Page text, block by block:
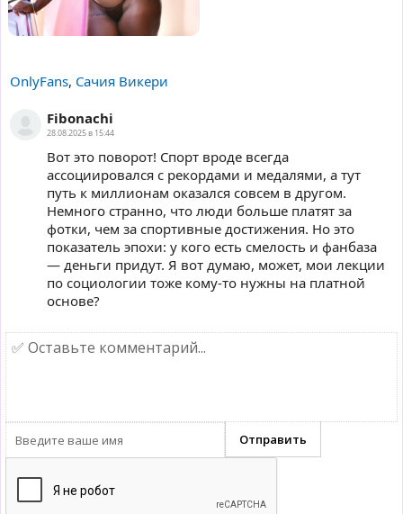
OnlyFans, Сачия Викери
Fibonachi
28.08.2025 в 15:44
Вот это поворот! Спорт вроде всегда
ассоциировался с рекордами и медалями, а тут
путь к миллионам оказался совсем в другом.
Немного странно, что люди больше платят за
фотки, чем за спортивные достижения. Но это
показатель эпохи: у кого есть смелость и фанбаза
— деньги придут. Я вот думаю, может, мои лекции
по социологии тоже кому-то нужны на платной
основе?